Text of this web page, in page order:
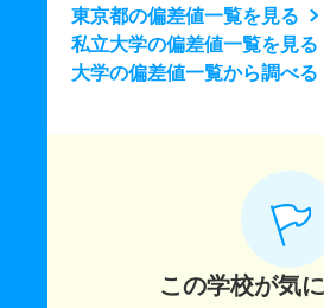
東京都の偏差値一覧を見る
私立大学の偏差値一覧を見る
大学の偏差値一覧から調べる
この学校が気